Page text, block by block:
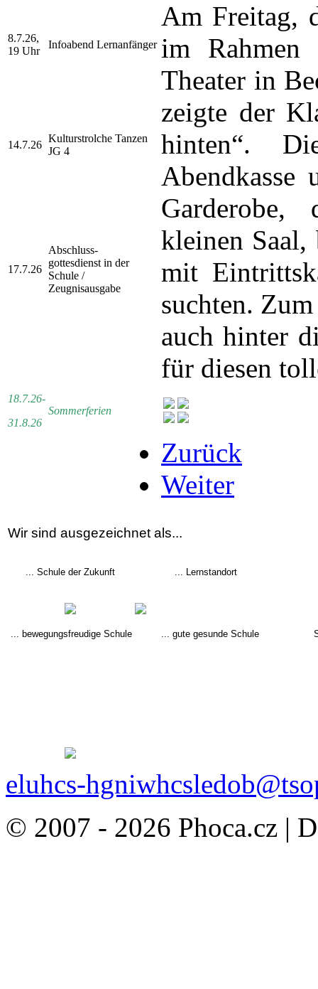
8.7.26,
19 Uhr
Infoabend Lernanfänger
14.7.26
Kulturstrolche Tanzen
JG 4
17.7.26
Abschluss-
gottesdienst in der
Schule /
Zeugnisausgabe
18.7.26-
31.8.26
Sommerferien
Am Freitag,
im Rahmen
Theater in
zeigte der
hinten“.
Garderobe,
kleinen
mit
suchten.
auch hinter
für diesen
Zurück
Weiter
Wir sind ausgezeichnet als...
... Schule der Zukunft ... Lernstandort
... bewegungsfreudige Schule ... gute gesunde Schule
eluhcs-
© 2007 - 2026 Phoca.cz |